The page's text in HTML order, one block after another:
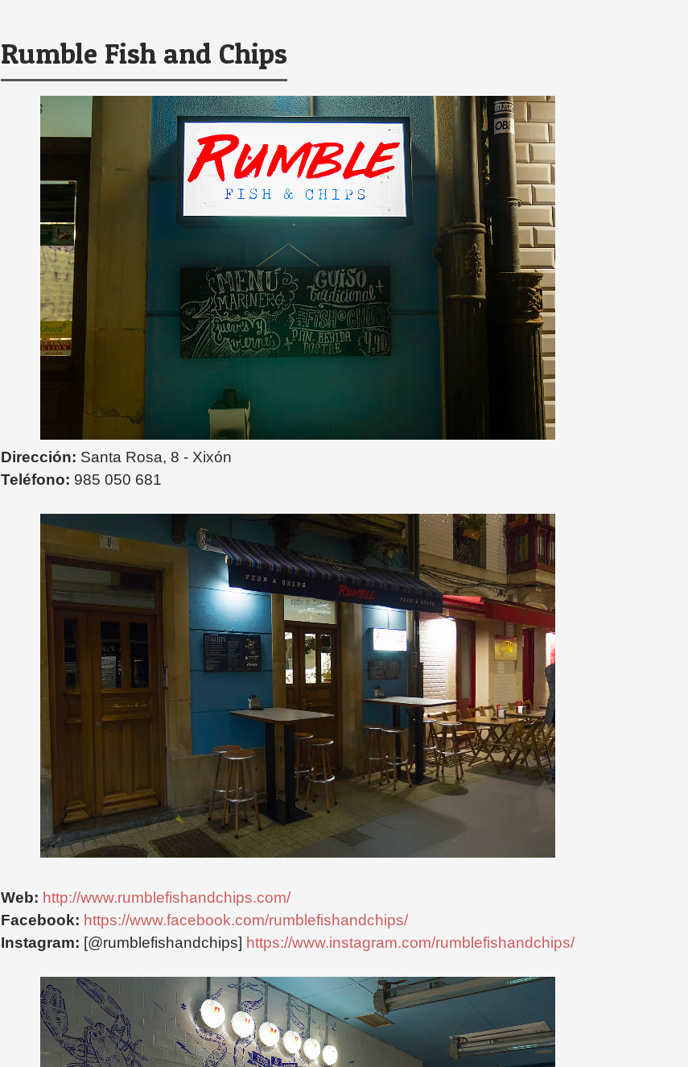
Rumble Fish and Chips
Dirección: Santa Rosa, 8 - Xixón
Teléfono: 985 050 681
Web: http://www.rumblefishandchips.com/
Facebook: https://www.facebook.com/rumblefishandchips/
Instagram: [@rumblefishandchips] https://www.instagram.com/rumblefishandchips/